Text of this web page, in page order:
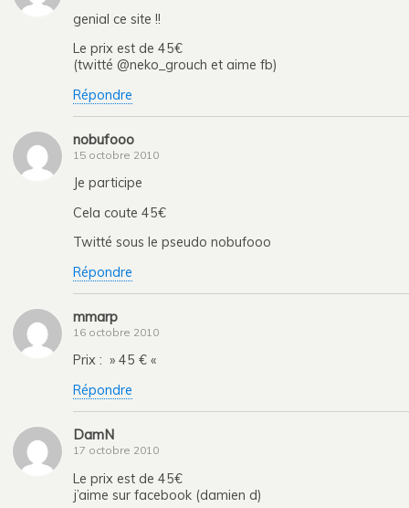
genial ce site !!
Le prix est de 45€
(twitté @neko_grouch et aime fb)
Répondre
nobufooo
15 octobre 2010
Je participe
Cela coute 45€
Twitté sous le pseudo nobufooo
Répondre
mmarp
16 octobre 2010
Prix : » 45 € «
Répondre
DamN
17 octobre 2010
Le prix est de 45€
j’aime sur facebook (damien d)